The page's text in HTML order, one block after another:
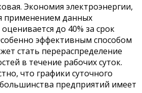
Экономия электроэнергии,
применением данных
до 40% за срок
эффективным способом
стать перераспределение
в течение рабочих суток.
что графики суточного
предприятий имеет